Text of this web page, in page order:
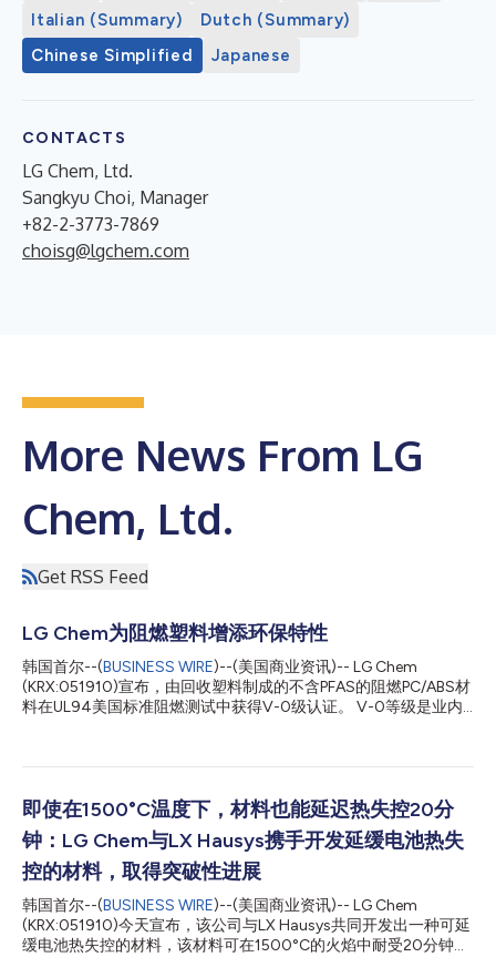
Italian (Summary)
Dutch (Summary)
Chinese Simplified
Japanese
CONTACTS
LG Chem, Ltd.
Sangkyu Choi, Manager
+82-2-3773-7869
choisg@lgchem.com
More News From LG
Chem, Ltd.
Get RSS Feed
LG Chem为阻燃塑料增添环保特性
韩国首尔--(BUSINESS WIRE)--(美国商业资讯)-- LG Chem
(KRX:051910)宣布，由回收塑料制成的不含PFAS的阻燃PC/ABS材
料在UL94美国标准阻燃测试中获得V-0级认证。 V-0等级是业内
阻燃性能认证的公司。 LG Chem采用自主研发的特殊阻燃工艺，
PCR塑料，以减少碳排放。由于含有50%以上的再生塑料，这种不
含PFAS的材料与传统的PC/ABS材料相比，碳排放量减少了46%。
PFAS具有很强的阻燃性，不溶于水和油，因此常用于烹饪用具、
服装和化妆品。然而，由于它在自然界中不会分解，会对环境造成
负面影响，因此对不含PFAS的材料的需求主要在欧洲和美国持续
增长。 LG Chem工程素材事业部高级副总裁Steven Kim表示：“向
环保材料（包括不含PFAS的阻燃塑料）过渡将成为全球趋势。我
们将继续努力研发环保阻燃材料，优先考虑客户的利益和环境。”
即使在1500°C温度下，材料也能延迟热失控20分
钟：LG Chem与LX Hausys携手开发延缓电池热失
控的材料，取得突破性进展
韩国首尔--(BUSINESS WIRE)--(美国商业资讯)-- LG Chem
(KRX:051910)今天宣布，该公司与LX Hausys共同开发出一种可延
缓电池热失控的材料，该材料可在1500°C的火焰中耐受20分钟以